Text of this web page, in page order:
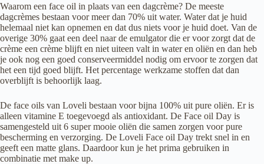
Waarom een face oil in plaats van een dagcrème? De meeste
dagcrèmes bestaan voor meer dan 70% uit water. Water dat je huid
helemaal niet kan opnemen en dat dus niets voor je huid doet. Van de
overige 30% gaat een deel naar de emulgator die er voor zorgt dat de
crème een crème blijft en niet uiteen valt in water en oliën en dan heb
je ook nog een goed conserveermiddel nodig om ervoor te zorgen dat
het een tijd goed blijft. Het percentage werkzame stoffen dat dan
overblijft is behoorlijk laag.
De face oils van Loveli bestaan voor bijna 100% uit pure oliën. Er is
alleen vitamine E toegevoegd als antioxidant. De Face oil Day is
samengesteld uit 6 super mooie oliën die samen zorgen voor pure
bescherming en verzorging. De Loveli Face oil Day trekt snel in en
geeft een matte glans. Daardoor kun je het prima gebruiken in
combinatie met make up.